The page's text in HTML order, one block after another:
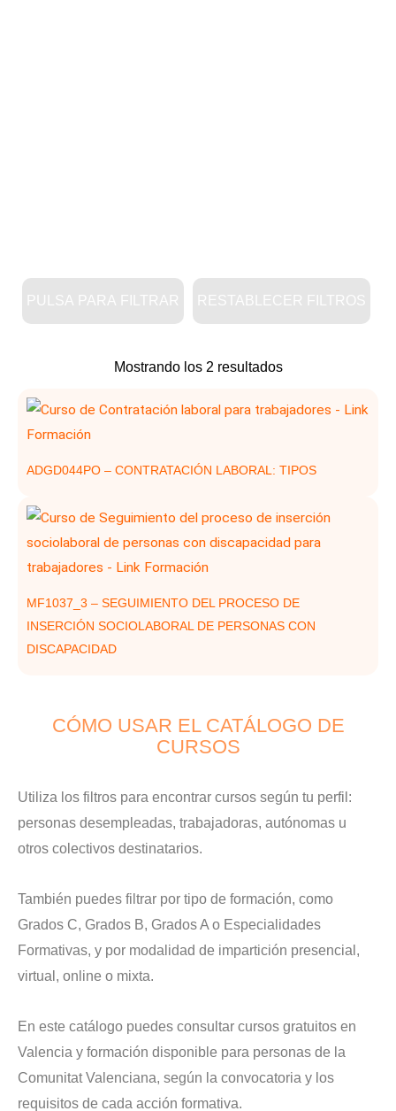
PULSA PARA FILTRAR RESTABLECER FILTROS
Mostrando los 2 resultadosOrdenado
últimos
ADGD044PO – CONTRATACIÓN LABORAL: TIPOS
MF1037_3 – SEGUIMIENTO DEL PROCESO DE
INSERCIÓN SOCIOLABORAL DE PERSONAS CON
DISCAPACIDAD
CÓMO USAR EL CATÁLOGO DE
CURSOS
Utiliza los filtros para encontrar cursos según tu perfil:
personas desempleadas, trabajadoras, autónomas u
otros colectivos destinatarios.
También puedes filtrar por tipo de formación, como
Grados C, Grados B, Grados A o Especialidades
Formativas, y por modalidad de impartición presencial,
virtual, online o mixta.
En este catálogo puedes consultar cursos gratuitos en
Valencia y formación disponible para personas de la
Comunitat Valenciana, según la convocatoria y los
requisitos de cada acción formativa.